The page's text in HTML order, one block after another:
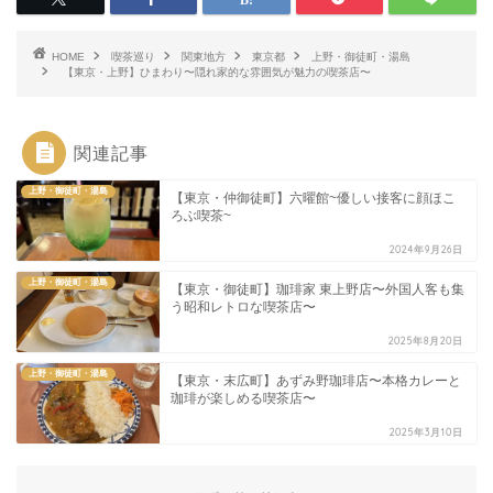
HOME 喫茶巡り 関東地方 東京都
上野・御徒町・湯島
【東京・上野】ひまわり〜隠れ家的な雰囲気が魅力の喫茶店〜
関連記事
上野・御徒町・湯島
【東京・仲御徒町】六曜館~優しい接客に顔ほこ
ろぶ喫茶~
2024年9月26日
上野・御徒町・湯島
【東京・御徒町】珈琲家 東上野店〜外国人客も集
う昭和レトロな喫茶店〜
2025年8月20日
上野・御徒町・湯島
【東京・末広町】あずみ野珈琲店〜本格カレーと
珈琲が楽しめる喫茶店〜
2025年3月10日